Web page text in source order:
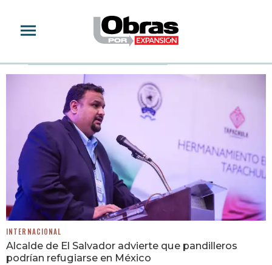
INTERNACIONAL
Alcalde de El Salvador advierte que pandilleros
podrían refugiarse en México